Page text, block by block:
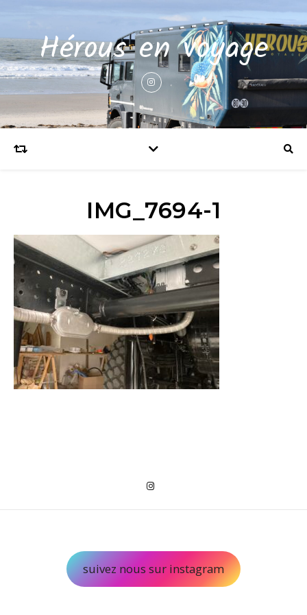
Hérous en voyage
IMG_7694-1
suivez nous sur instagram